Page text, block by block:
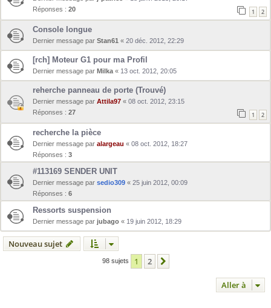
Réponses : 20 1 2
Console longue
Dernier message par Stan61 « 20 déc. 2012, 22:29
[rch] Moteur G1 pour ma Profil
Dernier message par Milka « 13 oct. 2012, 20:05
reherche panneau de porte (Trouvé)
Dernier message par Attila97 « 08 oct. 2012, 23:15
Réponses : 27 1 2
recherche la pièce
Dernier message par alargeau « 08 oct. 2012, 18:27
Réponses : 3
#113169 SENDER UNIT
Dernier message par sedio309 « 25 juin 2012, 00:09
Réponses : 6
Ressorts suspension
Dernier message par jubago « 19 juin 2012, 18:29
Nouveau sujet
98 sujets 1 2
Aller à